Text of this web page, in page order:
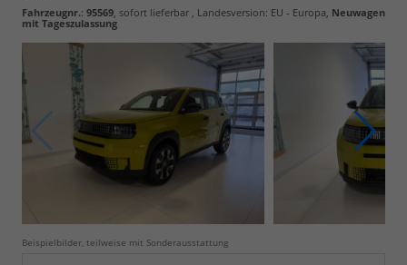
Fahrzeugnr.: 95569 sofort lieferbar , Landesversion: EU - Europa, Neuwagen
mit Tageszulassung
Beispielbilder, teilweise mit Sonderausstattung